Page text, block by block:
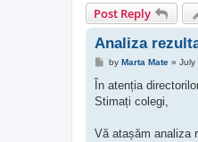
Post Reply
Analiza
P
s
by Marta Mate» July
În atenția
Stimați colegi,
Vă atașăm analiza